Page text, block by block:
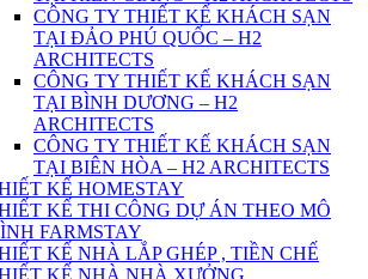
CÔNG TY THIẾT KẾ KHÁCH SẠN
TẠI ĐẢO PHÚ QUỐC – H2
ARCHITECTS
CÔNG TY THIẾT KẾ KHÁCH SẠN
TẠI BÌNH DƯƠNG – H2
ARCHITECTS
CÔNG TY THIẾT KẾ KHÁCH SẠN
TẠI BIÊN HÒA – H2 ARCHITECTS
KẾ HOMESTAY
KẾ THI CÔNG DỰ ÁN THEO MÔ
FARMSTAY
KẾ NHÀ LẮP GHÉP , TIỀN CHẾ